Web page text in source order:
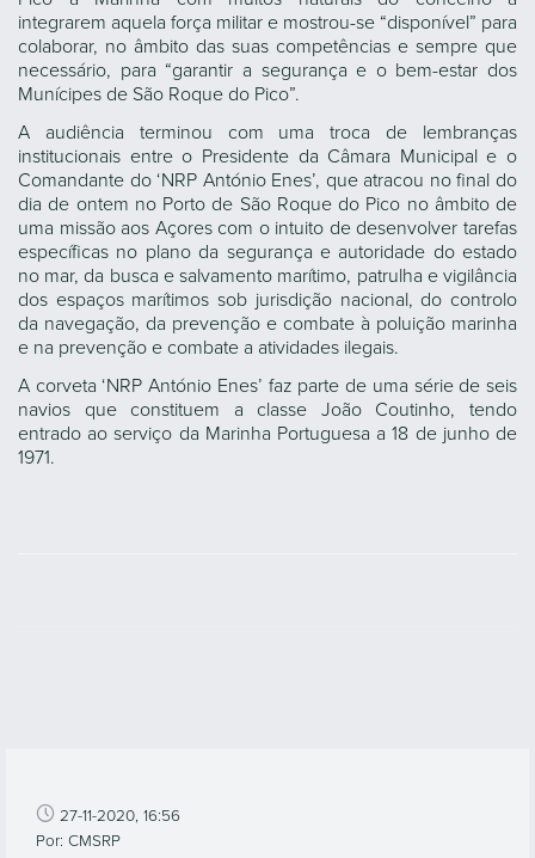
integrarem aquela força militar e mostrou-se “disponível” para
colaborar, no âmbito das suas competências e sempre que
necessário, para “garantir a segurança e o bem-estar dos
Munícipes de São Roque do Pico”.
A audiência terminou com uma troca de lembranças
institucionais entre o Presidente da Câmara Municipal e o
Comandante do ‘NRP António Enes’, que atracou no final do
dia de ontem no Porto de São Roque do Pico no âmbito de
uma missão aos Açores com o intuito de desenvolver tarefas
específicas no plano da segurança e autoridade do estado
no mar, da busca e salvamento marítimo, patrulha e vigilância
dos espaços marítimos sob jurisdição nacional, do controlo
da navegação, da prevenção e combate à poluição marinha
e na prevenção e combate a atividades ilegais.
A corveta ‘NRP António Enes’ faz parte de uma série de seis
navios que constituem a classe João Coutinho, tendo
entrado ao serviço da Marinha Portuguesa a 18 de junho de
1971.
27-11-2020, 16:56
Por: CMSRP